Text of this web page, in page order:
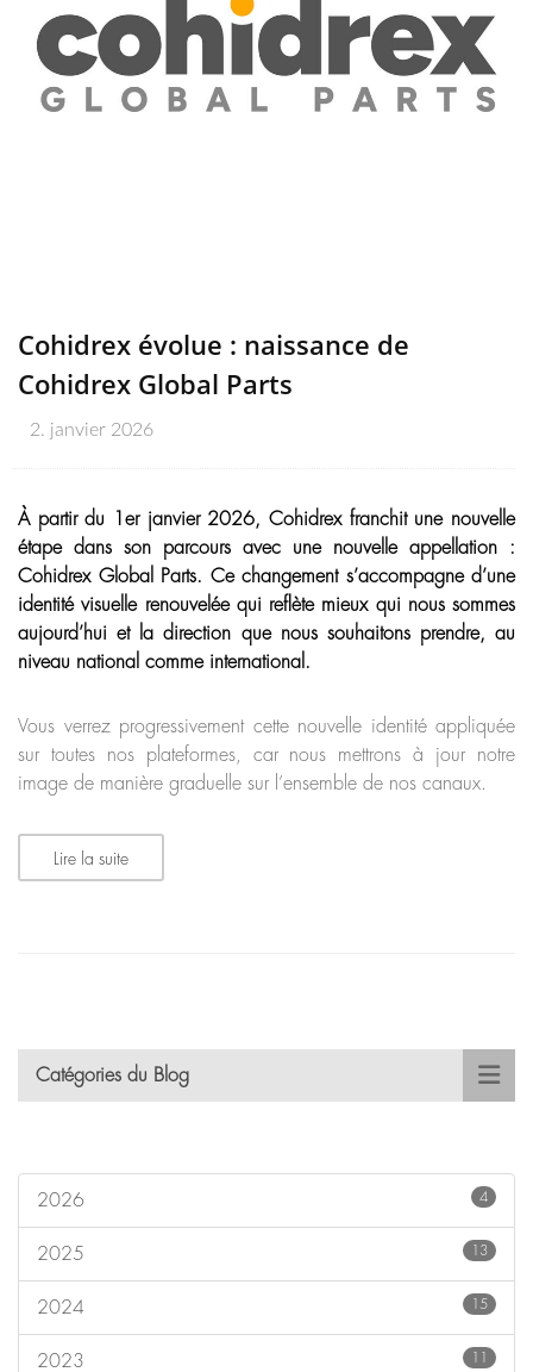
Cohidrex évolue : naissance de
Cohidrex Global Parts
2. janvier 2026
À partir du 1er janvier 2026, Cohidrex franchit une nouvelle
étape dans son parcours avec une nouvelle appellation :
Cohidrex Global Parts. Ce changement s’accompagne d’une
identité visuelle renouvelée qui reflète mieux qui nous sommes
aujourd’hui et la direction que nous souhaitons prendre, au
niveau national comme international.
Vous verrez progressivement cette nouvelle identité appliquée
sur toutes nos plateformes, car nous mettrons à jour notre
image de manière graduelle sur l’ensemble de nos canaux.
Lire la suite
Catégories du Blog
2026 4
2025 13
2024 15
2023 11